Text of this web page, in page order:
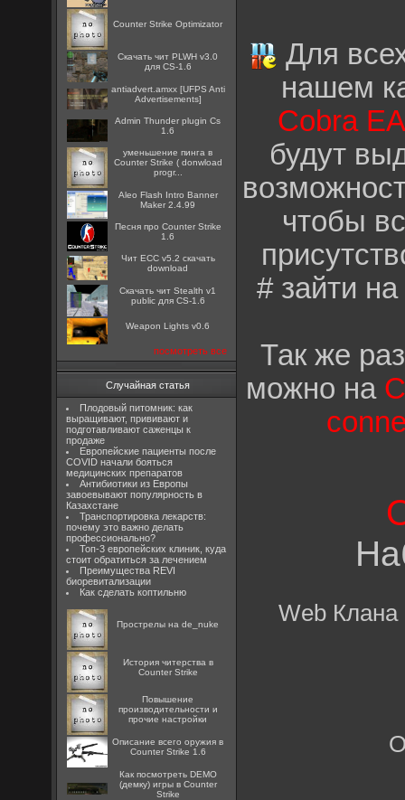
Counter Strike Optimizator
Скачать чит PLWH v3.0
для CS-1.6
antiadvert.amxx [UFPS Anti
Advertisements]
Admin Thunder plugin Cs
1.6
уменьшение пинга в
Counter Strike ( donwload
progr...
Aleo Flash Intro Banner
Maker 2.4.99
Песня про Counter Strike
1.6
Чит ECC v5.2 скачать
download
Скачать чит Stealth v1
public для CS-1.6
Weapon Lights v0.6
посмотреть все
Случайная статья
Плодовый питомник: как
выращивают, прививают и
подготавливают саженцы к
продаже
Европейские пациенты после
COVID начали бояться
медицинских препаратов
Антибиотики из Европы
завоевывают популярность в
Казахстане
Транспортировка лекарств:
почему это важно делать
профессионально?
Топ-3 европейских клиник, куда
стоит обратиться за лечением
Преимущества REVI
биоревитализации
Как сделать коптильню
Прострелы на de_nuke
История читерства в
Counter Strike
Повышение
производительности и
прочие настройки
Описание всего оружия в
Counter Strike 1.6
Как посмотреть DEMO
(демку) игры в Counter
Strike
Для
нашем
Cobra
будут
чтобы
# зайти
Так же
можно на
Web